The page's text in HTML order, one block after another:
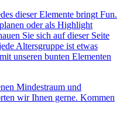
dieser Elemente bringt Fun.
oder als Highlight
Sie sich auf dieser Seite
Altersgruppe ist etwas
unseren bunten Elementen
Mindestraum und
wir Ihnen gerne. Kommen